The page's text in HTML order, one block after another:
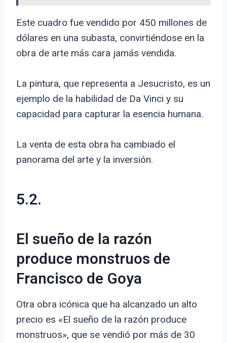
Este cuadro fue vendido por 450 millones de
dólares en una subasta, convirtiéndose en la
obra de arte más cara jamás vendida.
La pintura, que representa a Jesucristo, es un
ejemplo de la habilidad de Da Vinci y su
capacidad para capturar la esencia humana.
La venta de esta obra ha cambiado el
panorama del arte y la inversión.
5.2.
El sueño de la razón
produce monstruos de
Francisco de Goya
Otra obra icónica que ha alcanzado un alto
precio es «El sueño de la razón produce
monstruos», que se vendió por más de 30